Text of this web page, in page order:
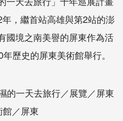
，繼首站高雄與第2站的澎
國境之南美譽的屏東作為活
歷史的屏東美術館舉行。